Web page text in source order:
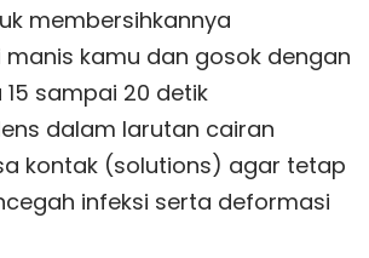
membersihkannya
kamu dan gosok dengan
sampai 20 detik
dalam larutan cairan
kontak (solutions) agar tetap
infeksi serta deformasi